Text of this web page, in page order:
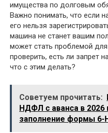
имущества по долговым
Важно понимать, что если
его нельзя
машина не станет вашим
может стать проблемой
проверить, есть ли запрет
что с этим делать?
Советуем прочитать:
НДФЛ с аванса в 2026
заполнение формы